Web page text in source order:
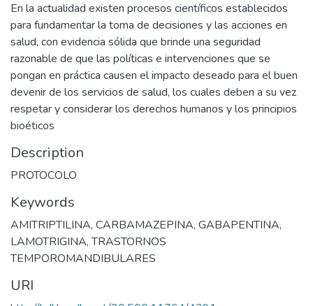
En la actualidad existen procesos científicos establecidos
para fundamentar la toma de decisiones y las acciones en
salud, con evidencia sólida que brinde una seguridad
razonable de que las políticas e intervenciones que se
pongan en práctica causen el impacto deseado para el buen
devenir de los servicios de salud, los cuales deben a su vez
respetar y considerar los derechos humanos y los principios
bioéticos
Description
PROTOCOLO
Keywords
AMITRIPTILINA, CARBAMAZEPINA, GABAPENTINA,
LAMOTRIGINA,TRASTORNOS
TEMPOROMANDIBULARES
URI